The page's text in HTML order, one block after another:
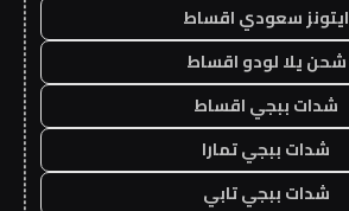
ايتونز سعودي اقساط
شحن يلا لودو اقساط
شدات ببجي اقساط
شدات ببجي تمارا
شدات ببجي تابي